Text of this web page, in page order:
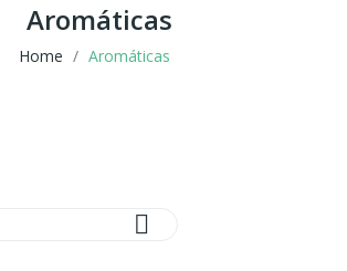
Aromáticas
Home Aromáticas
